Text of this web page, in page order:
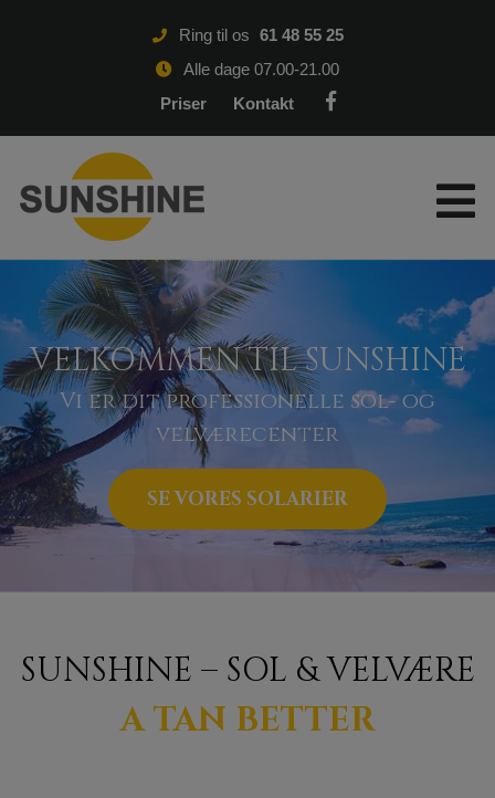
Ring til os 61 48 55 25
Alle dage 07.00-21.00
Priser
Kontakt
VELKOMMEN TIL SUNSHINE
Vi er dit professionelle sol- og
velværecenter
SE VORES SOLARIER
SUNSHINE – SOL & VELVÆRE
A TAN BETTER